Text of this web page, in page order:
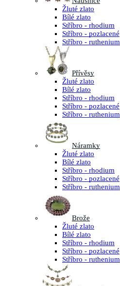
Žluté zlato
Bílé zlato
Stříbro - rhodium
Stříbro - pozlacené
Stříbro - ruthenium
Přívěsy
Žluté zlato
Bílé zlato
Stříbro - rhodium
Stříbro - pozlacené
Stříbro - ruthenium
Náramky
Žluté zlato
Bílé zlato
Stříbro - rhodium
Stříbro - pozlacené
Stříbro - ruthenium
Brože
Žluté zlato
Bílé zlato
Stříbro - rhodium
Stříbro - pozlacené
Stříbro - ruthenium